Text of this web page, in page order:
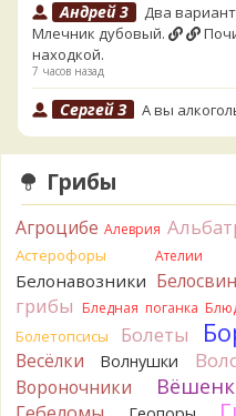
Андрей 3
Два
Млечник дубовый.
находкой.
7 часов назад
Сергей З
А вы
Serj_Sf
лизнул, и пожевал, но
лизнула - ей горький, как
То что это именно горчак
индивидуальные вкусовые
выкинули.
19 часов назад
Verona Говорушка
19 часов назад
Грибы
Агроцибе Алеврия
Астерофоры
Ателии
Белонавозники
грибы Бледная поганка
Болетопсисы Болеты
Весёлки Волнушки
Вороночники